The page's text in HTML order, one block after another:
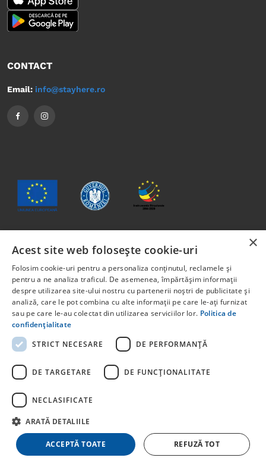
CONTACT
Email: info@stayhere.ro
Conținutul acestui material nu reprezintă în mod obligatoriu
poziția oficială a Uniunii Europene sau a Guvernului
României
Proiect cofinanțat din Fondul Social European, prin
Programul Capital Uman 2014 -2020 Axa prioritară 6:
Educație și competențe. Apelul pentru proiecte:
POCU/829/6/13 – Innotech Student. Titlul proiectului:
STUDENT START-UP 1.0 Cod proiect: 142131.
Pentru informații detaliate despre celelate programe
cofinanțate de Uniunea Europeană, vă invităm să vizitați
© Copyright stayhere.ro . Toate drepturile rezervate
×
Acest site web folosește cookie-uri
Folosim cookie-uri pentru a personaliza conținutul, reclamele și
pentru a ne analiza traficul. De asemenea, împărtășim informații
despre utilizarea site-ului nostru cu partenerii noștri de publicitate și
analiză, care le pot combina cu alte informații pe care le-ați furnizat
sau pe care le-au colectat din utilizarea serviciilor lor. Politica de
confidențialitate
STRICT NECESARE
DE PERFORMANȚĂ
DE TARGETARE DE FUNCŢIONALITATE
NECLASIFICATE
ARATĂ DETALIILE
ACCEPTĂ TOATE REFUZĂ TOT